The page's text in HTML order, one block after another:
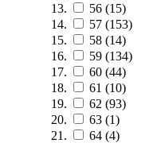
56 (15)
57 (153)
58 (14)
59 (134)
60 (44)
61 (10)
62 (93)
63 (1)
64 (4)